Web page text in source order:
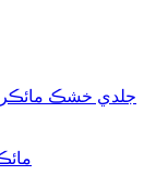
جلدي خشڪ مائڪرو